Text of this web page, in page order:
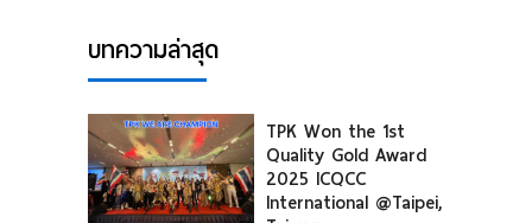
บทความล่าสุด
TPK Won the 1st
Quality Gold Award
2025 ICQCC
International @Taipei,